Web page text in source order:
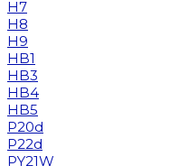
H7
H8
H9
HB1
HB3
HB4
HB5
P20d
P22d
PY21W